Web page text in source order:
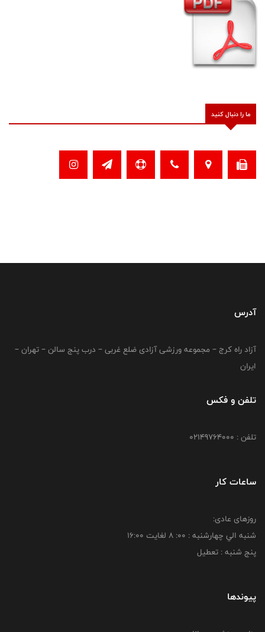
ما را دنبال کنید
آدرس
آزاد راه کرج – مجموعه ورزشی آزادی ضلع غربی – درب پنج سالن – تهران –
ایران
تلفن و فکس
تلفن : 02149764000
ساعات کار
روزهای عادی:
شنبه الي چهارشنبه : 00: 8 لغايت 16:00
پنج شنبه : تعطیل
پیوندها